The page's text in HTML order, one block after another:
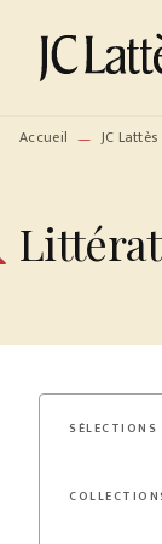
MENU
PIED DE PAGE
Accueil — JC Lattès
SÉLECTIONS